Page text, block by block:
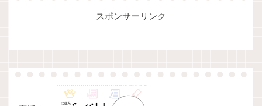
スポンサーリンク